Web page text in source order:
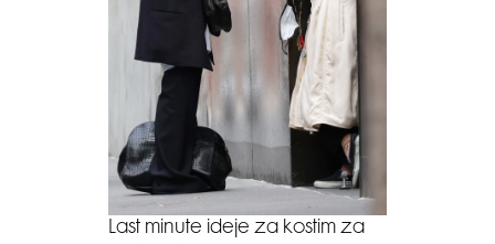
Last minute ideje za kostim za